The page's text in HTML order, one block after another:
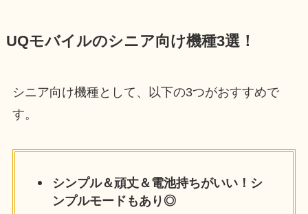
UQモバイルのシニア向け機種3選！
シニア向け機種として、以下の3つがおすすめで
す。
シンプル＆頑丈＆電池持ちがいい！シ
ンプルモードもあり◎